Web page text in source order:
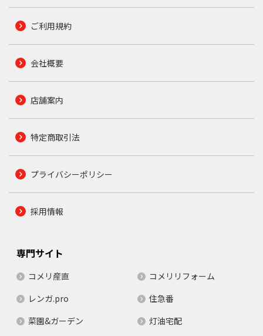
ご利用規約
会社概要
店舗案内
特定商取引法
プライバシーポリシー
採用情報
専門サイト
コメリ産直
コメリリフォーム
レンガ.pro
住急番
菜園&ガーデン
灯油宅配